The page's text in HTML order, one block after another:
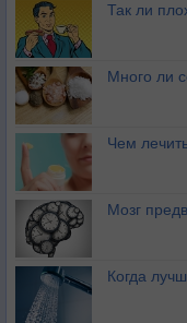
Так ли
Много ли
Чем
Мозг
Когда